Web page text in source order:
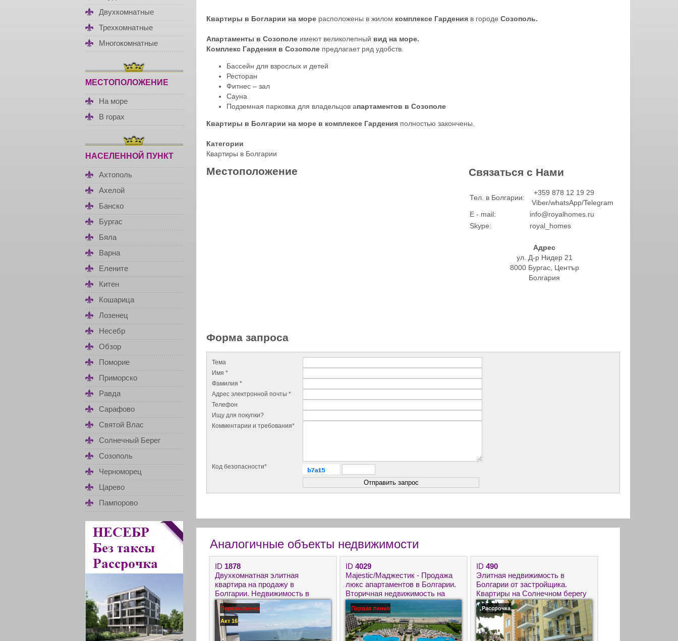
Двухкомнатные
Трехкомнатные
Многокомнатные
МЕСТОПОЛОЖЕНИЕ
На море
В горах
НАСЕЛЕННОЙ ПУНКТ
Ахтополь
Ахелой
Банско
Бургас
Бяла
Варна
Елените
Китен
Кошарица
Лозенец
Несебр
Обзор
Поморие
Приморско
Равда
Сарафово
Святой Влас
Солнечный Берег
Созополь
Черноморец
Царево
Пампорово
Квартиры в Богларии на море расположены в жилом комплексе Гардения в городе Созополь.
Апартаменты в Созополе имеют великолепный вид на море.
Комплекс Гардения в Созополе предлагает ряд удобств.
Бассейн для взрослых и детей
Ресторан
Фитнес – зал
Сауна
Подземная парковка для владельцов апартаментов в Созополе
Квартиры в Болгарии на море в комплексе Гардения полностью закончены.
Категории
Квартиры в Болгарии
Местоположение Связаться с Нами
Тел. в Болгарии:
+359 878 12 19 29
Viber/whatsApp/Telegram
E - mail:
info@royalhomes.ru
Skype:
royal_homes
Адрес
ул. Д-р Нидер 21
8000 Бургас, Център
Болгария
Форма запроса
Тема
Имя *
Фамилия *
Адрес электронной почты *
Телефон
Ищу для покупки?
Комментарии и требования*
Код безопасности*
Аналогичные объекты недвижимости
ID 1878
Двухкомнатная элитная
квартира на продажу в
Болгарии. Недвижимость в
Помории на первой линии моря.
Первая линия
Акт 16
ID 4029
Majestic/Маджестик - Продажа
люкс апартаментов в Болгарии.
Вторичная недвижимость на
Солнечном берегу на первой
линии моря.
Первая линия
ID 490
Элитная недвижимость в
Болгарии от застройщика.
Квартиры на Солнечном берегу
в комплексе Sweet Homes/Суйт
Хомс.
Рассрочка